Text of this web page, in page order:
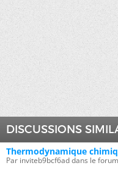
DISCUSSIONS
Thermodynamique
Par inviteb9bcf6ad dans le